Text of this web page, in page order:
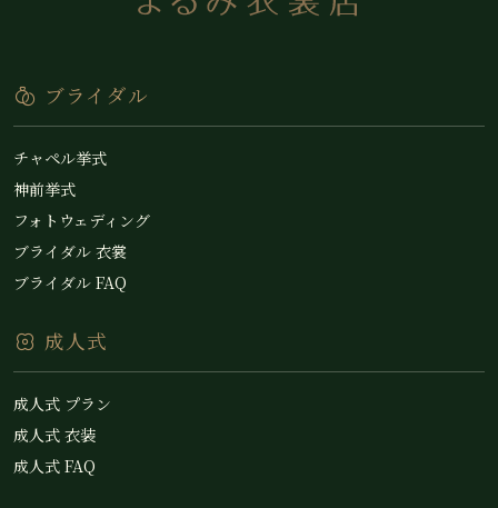
ブライダル
チャペル挙式
神前挙式
フォトウェディング
ブライダル 衣裳
ブライダル FAQ
成人式
成人式 プラン
成人式 衣装
成人式 FAQ